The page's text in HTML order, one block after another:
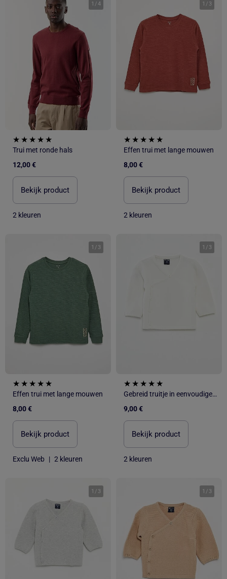
1 /4
Trui met ronde hals
12,00 €
Bekijk product
2 kleuren
1 / 3
Effen trui met lange mouwen
8,00 €
Bekijk product
2 kleuren
1 / 3
Effen trui met lange mouwen
8,00 €
Bekijk product
Exclu Web | 2 kleuren
1 / 3
Gebreid truitje in eenvoudige ribbelsteek
9,00 €
Bekijk product
2 kleuren
1 / 3 1 / 3